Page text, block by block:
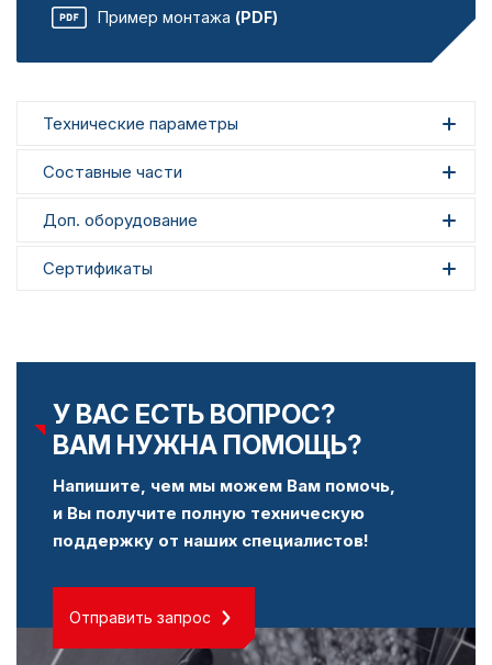
Пример монтажа (PDF)
Технические параметры
Составные части
Доп. оборудование
Сертификаты
У ВАС ЕСТЬ ВОПРОС?
ВАМ НУЖНА ПОМОЩЬ?
Напишите, чем мы можем Вам помочь,
и Вы получите полную техническую
поддержку от наших специалистов!
Отправить запрос